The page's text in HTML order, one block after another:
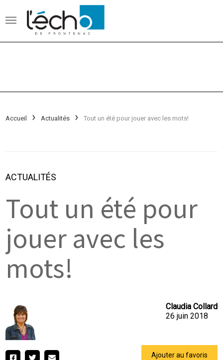
Accueil Actualités Tout un été pour jouer avec les mots!
ACTUALITÉS
Tout un été pour
jouer avec les
mots!
Claudia Collard
26 juin 2018
Ajouter au favoris